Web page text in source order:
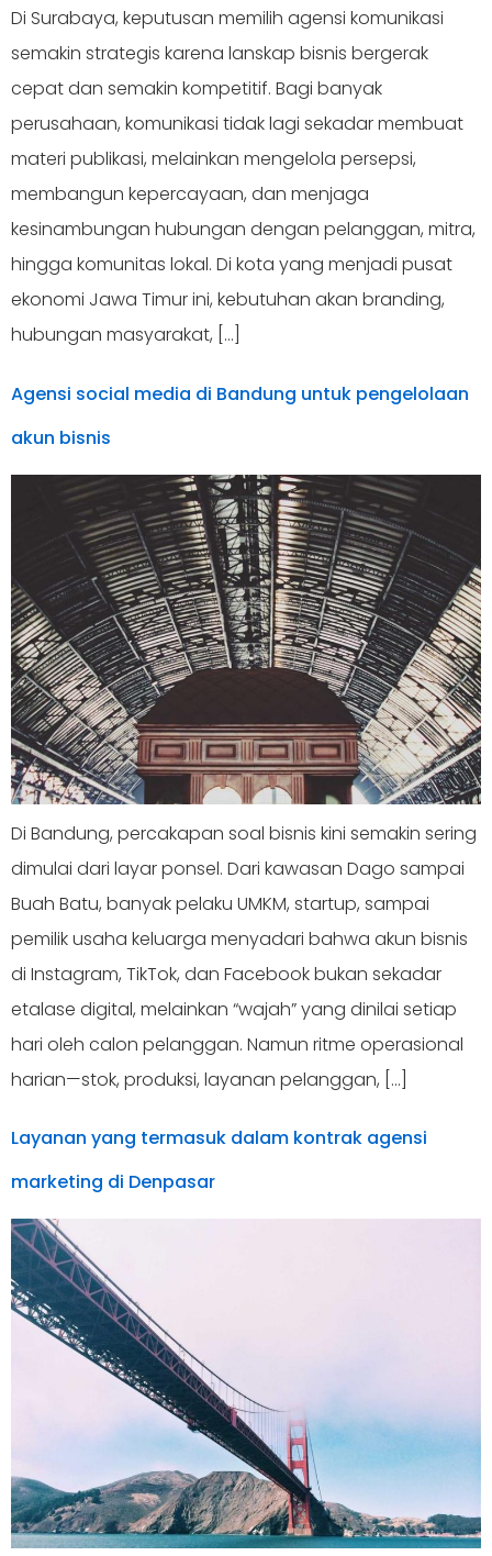
Di Surabaya, keputusan memilih agensi komunikasi
semakin strategis karena lanskap bisnis bergerak
cepat dan semakin kompetitif. Bagi banyak
perusahaan, komunikasi tidak lagi sekadar membuat
materi publikasi, melainkan mengelola persepsi,
membangun kepercayaan, dan menjaga
kesinambungan hubungan dengan pelanggan, mitra,
hingga komunitas lokal. Di kota yang menjadi pusat
ekonomi Jawa Timur ini, kebutuhan akan branding,
hubungan masyarakat, […]
Agensi social media di Bandung untuk pengelolaan
akun bisnis
Di Bandung, percakapan soal bisnis kini semakin sering
dimulai dari layar ponsel. Dari kawasan Dago sampai
Buah Batu, banyak pelaku UMKM, startup, sampai
pemilik usaha keluarga menyadari bahwa akun bisnis
di Instagram, TikTok, dan Facebook bukan sekadar
etalase digital, melainkan “wajah” yang dinilai setiap
hari oleh calon pelanggan. Namun ritme operasional
harian—stok, produksi, layanan pelanggan, […]
Layanan yang termasuk dalam kontrak agensi
marketing di Denpasar